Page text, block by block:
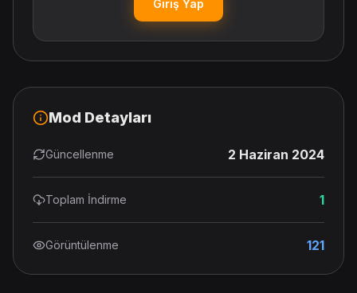
Giriş Yap
Mod Detayları
Güncellenme 2 Haziran 2024
Toplam İndirme 1
Görüntülenme 121